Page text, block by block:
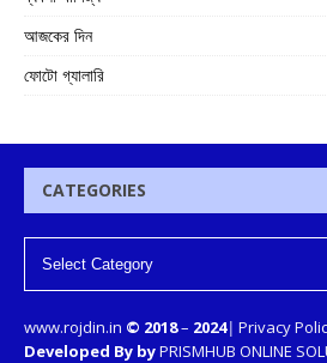
আজকের দিন
ফোটো গ্যালারি
CATEGORIES
www.rojdin.in © 2018– 2024| Privacy
Developed By byPRISMHUB ONLINE